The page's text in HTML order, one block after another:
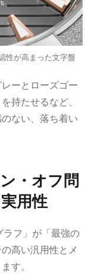
性が高まった文字盤
ーとローズゴー
持たせるなど、
ない、落ち着い
・オフ問
用性
ラフ」が「最強の
高い汎用性とメ
す。